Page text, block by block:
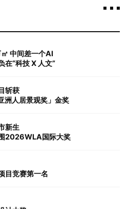
中间差一个AI
在“科技 X 人文”
斩获
洲人居景观奖」金奖
新生
2026WLA国际大奖
目竞赛第一名